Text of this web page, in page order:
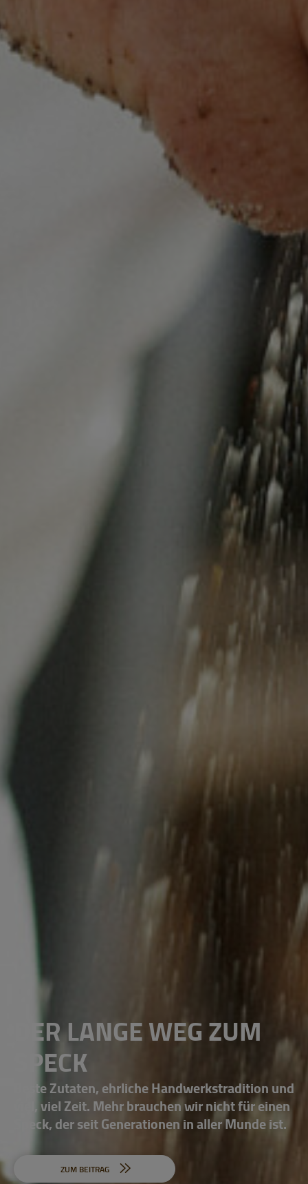
DER LANGE WEG ZUM
SPECK
Beste Zutaten, ehrliche Handwerkstradition und
viel, viel Zeit. Mehr brauchen wir nicht für einen
Speck, der seit Generationen in aller Munde ist.
ZUM BEITRAG